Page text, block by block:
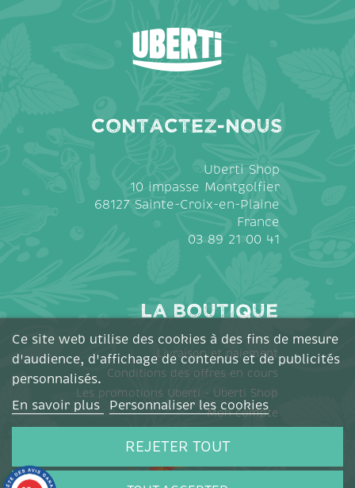
Ce site web utilise des cookies à des fins de mesure
d'audience, d'affichage de contenus et de publicités
personnalisés.
En savoir plus
Personnaliser les cookies
REJETER TOUT
Contactez-nous
Uberti Shop
10 impasse Montgolfier
68127 Sainte-Croix-en-Plaine
France
03 89 21 00 41
La Boutique
Livraison et paiement
Conditions des offres en cours
Les promotions Uberti - Uberti Shop
Mon compte